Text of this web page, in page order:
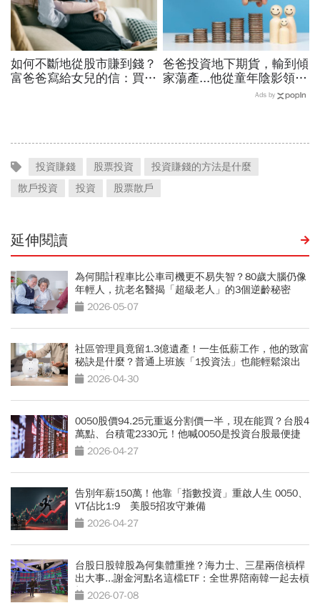
如何不斷地從股市賺到錢？
富爸爸寫給女兒的信：買股
爸爸投資地下期貨，輸到傾
家蕩產...他從童年陰影領
悟：在股市賺錢，其實跟養
Ads by
投資賺錢 股票投資
投資賺錢的方法是什麼
散戶投資
投資 股票散戶
延伸閱讀
為何開計程車比公車司機更不易失智？80歲大腦仍像
年輕人，抗老名醫揭「超級老人」的3個逆齡秘密
2026-05-07
社區管理員竟留1.3億遺產！一生低薪工作，他的致富
秘訣是什麼？普通上班族「1投資法」也能輕鬆滾出
4800萬
2026-04-30
0050股價94.25元重返分割價一半，現在能買？台股4
萬點、台積電2330元！他喊0050是投資台股最便捷
列車2026-04-27
告別年薪150萬！他靠「指數投資」重啟人生 0050、
VT佔比1:9 美股5招攻守兼備
2026-04-27
台股日股韓股為何集體重挫？海力士、三星兩倍槓桿
出大事...謝金河點名這檔ETF：全世界陪南韓一起去槓
桿 2026-07-08